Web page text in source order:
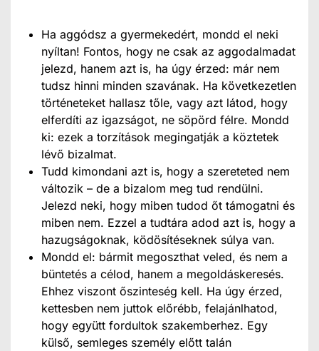
Ha aggódsz a gyermekedért, mondd el neki
nyíltan! Fontos, hogy ne csak az aggodalmadat
jelezd, hanem azt is, ha úgy érzed: már nem
tudsz hinni minden szavának. Ha következetlen
történeteket hallasz tőle, vagy azt látod, hogy
elferdíti az igazságot, ne söpörd félre. Mondd
ki: ezek a torzítások megingatják a köztetek
lévő bizalmat.
Tudd kimondani azt is, hogy a szereteted nem
változik – de a bizalom meg tud rendülni.
Jelezd neki, hogy miben tudod őt támogatni és
miben nem. Ezzel a tudtára adod azt is, hogy a
hazugságoknak, ködösítéseknek súlya van.
Mondd el: bármit megoszthat veled, és nem a
büntetés a célod, hanem a megoldáskeresés.
Ehhez viszont őszinteség kell. Ha úgy érzed,
kettesben nem juttok előrébb, felajánlhatod,
hogy együtt fordultok szakemberhez. Egy
külső, semleges személy előtt talán